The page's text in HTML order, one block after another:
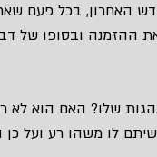
האחרון, בכל פעם
ההזמנה ובסופו של
שלו? האם הוא לא
לו משהו רע ועל כן